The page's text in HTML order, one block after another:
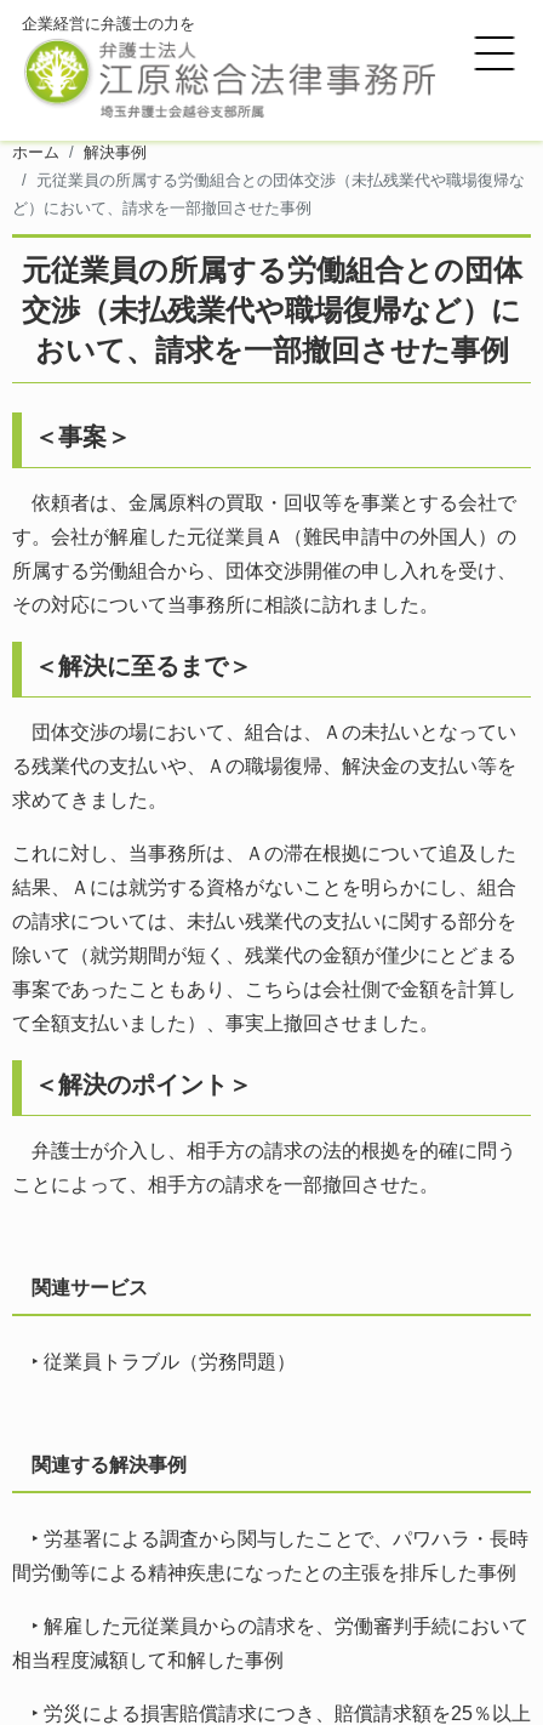
企業経営に弁護士の力を
ホーム
解決事例
元従業員の所属する労働組合との団体交渉（未払残業代や職場復帰な
ど）において、請求を一部撤回させた事例
元従業員の所属する労働組合との団体
交渉（未払残業代や職場復帰など）に
おいて、請求を一部撤回させた事例
＜事案＞
依頼者は、金属原料の買取・回収等を事業とする会社で
す。会社が解雇した元従業員Ａ（難民申請中の外国人）の
所属する労働組合から、団体交渉開催の申し入れを受け、
その対応について当事務所に相談に訪れました。
＜解決に至るまで＞
団体交渉の場において、組合は、Ａの未払いとなってい
る残業代の支払いや、Ａの職場復帰、解決金の支払い等を
求めてきました。
これに対し、当事務所は、Ａの滞在根拠について追及した
結果、Ａには就労する資格がないことを明らかにし、組合
の請求については、未払い残業代の支払いに関する部分を
除いて（就労期間が短く、残業代の金額が僅少にとどまる
事案であったこともあり、こちらは会社側で金額を計算し
て全額支払いました）、事実上撤回させました。
＜解決のポイント＞
弁護士が介入し、相手方の請求の法的根拠を的確に問う
ことによって、相手方の請求を一部撤回させた。
関連サービス
‣ 従業員トラブル（労務問題）
関連する解決事例
‣ 労基署による調査から関与したことで、パワハラ・長時
間労働等による精神疾患になったとの主張を排斥した事例
‣ 解雇した元従業員からの請求を、労働審判手続において
相当程度減額して和解した事例
‣ 労災による損害賠償請求につき、賠償請求額を25％以上